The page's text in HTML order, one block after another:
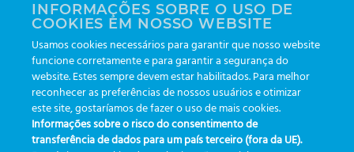
Leonardo Lippel Rodrigues
Innovation and Technology Manager
CBPC 2025 – Rio de Janeiro:
O pré-analítico pediu decisão,
e não mais um dashboard
Seamless integration: eTrack
communicating with
(almost) everything.
INFORMAÇÕES SOBRE O USO DE
COOKIES EM NOSSO WEBSITE
Usamos cookies necessários para garantir que nosso website
funcione corretamente e para garantir a segurança do
website. Estes sempre devem estar habilitados. Para melhor
reconhecer as preferências de nossos usuários e otimizar
este site, gostaríamos de fazer o uso de mais cookies.
Informações sobre o risco do consentimento de
transferência de dados para um país terceiro (fora da UE).